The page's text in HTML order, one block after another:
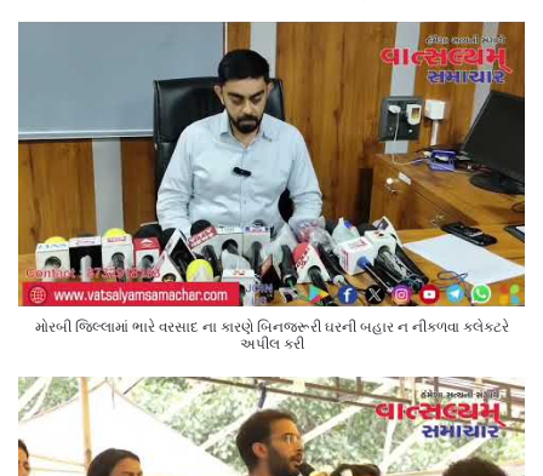
મોરબી જિલ્લામાં ભારે વરસાદ ના કારણે બિનજરૂરી ઘરની બહાર ન નીકળવા કલેક્ટરે
અપીલ કરી